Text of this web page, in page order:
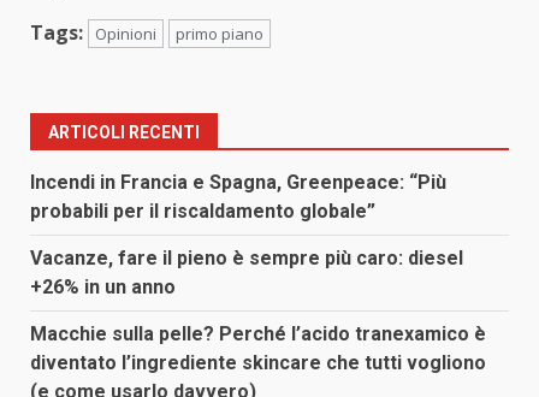
Tags: Opinioni primo piano
ARTICOLI RECENTI
Incendi in Francia e Spagna, Greenpeace: “Più
probabili per il riscaldamento globale”
Vacanze, fare il pieno è sempre più caro: diesel
+26% in un anno
Macchie sulla pelle? Perché l’acido tranexamico è
diventato l’ingrediente skincare che tutti vogliono
(e come usarlo davvero)